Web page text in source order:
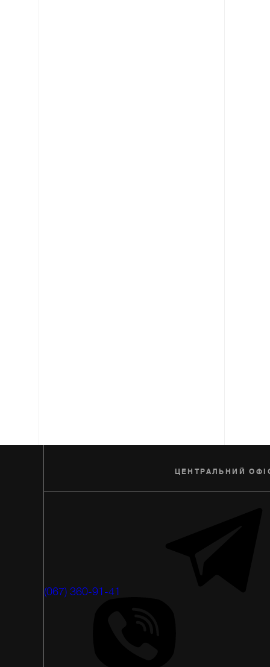
ЦЕНТРАЛЬНИЙ
(067) 360-91-41